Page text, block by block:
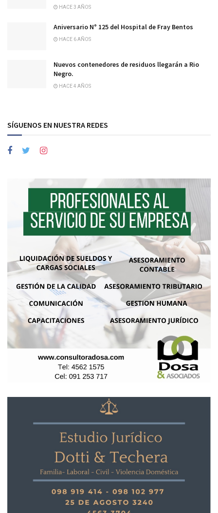
HACE 3 AÑOS
Aniversario N° 125 del Hospital de Fray Bentos
HACE 6 AÑOS
Nuevos contenedores de residuos llegarán a Rio
Negro.
HACE 4 AÑOS
SÍGUENOS EN NUESTRA REDES